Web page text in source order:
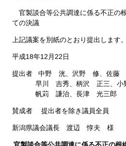
官製談合等公共調達に係る不正の
ての決議
上記議案を別紙のとおり提出します。
平成18年12月22日
提出者 中野 洸、沢野 修、佐藤
早川 吉秀、柄沢 正三、小
帆苅 謙治、長津 光三郎
賛成者 提出者を除き議員全員
新潟県議会議長 渡辺 惇夫 様
官製談合等公共調達に係る不正の根